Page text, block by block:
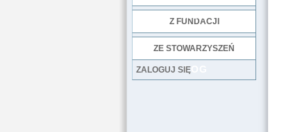
Z FUNDACJI
ZE STOWARZYSZEŃ
LOG
ZALOGUJ SIĘ